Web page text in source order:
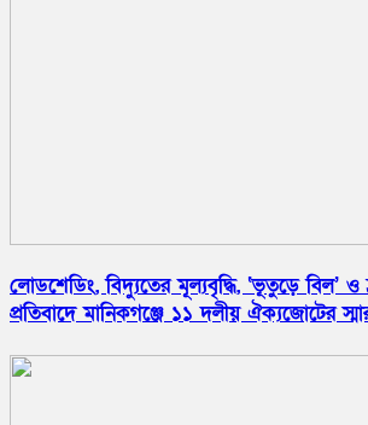
লোডশেডিং, বিদ্যুতের মূল্যবৃদ্ধি, ‘ভূতুড়ে বিল’ ও
প্রতিবাদে মানিকগঞ্জে ১১ দলীয় ঐক্যজোটের